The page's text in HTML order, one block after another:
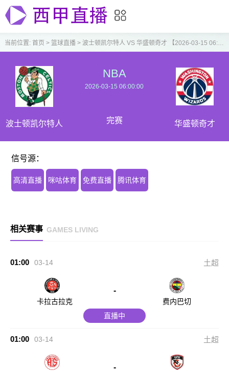
当前位置: 首页 > 篮球直播> 波士顿凯尔特人 VS 华盛顿奇才 【2026-03-15 06:00:00】
波士顿凯尔特人
NBA
2026-03-15 06:00:00
完赛 华盛顿奇才
信号源：
高清直播 咪咕体育 免费直播 腾讯体育
相关赛事 GAMES LIVING
01:00 03-14 土超
卡拉古拉克
-
费内巴切
直播中
01:00 03-14 土超
-